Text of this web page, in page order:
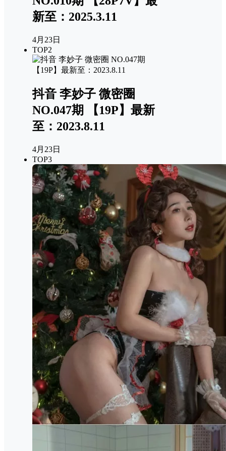
新至：2025.3.11
4月23日
TOP2
抖音 李妙子 微密圈
NO.047期 【19P】最新
至：2023.8.11
4月23日
TOP3